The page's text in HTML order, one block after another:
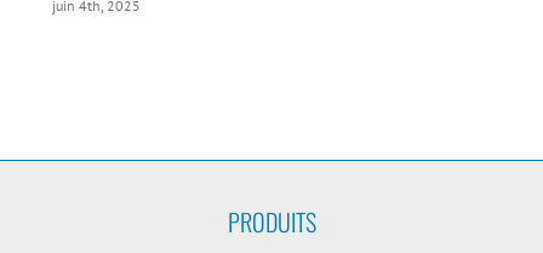
juin 4th, 2025
PRODUITS